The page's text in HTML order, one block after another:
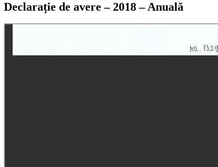
Declarație de avere – 2018 – Anuală